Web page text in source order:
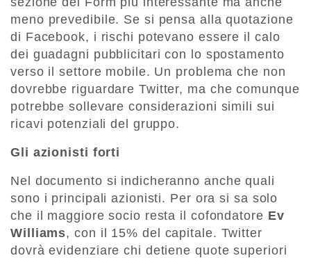
meno prevedibile. Se si pensa alla quotazione
di Facebook, i rischi potevano essere il calo
dei guadagni pubblicitari con lo spostamento
verso il settore mobile. Un problema che non
dovrebbe riguardare Twitter, ma che comunque
potrebbe sollevare considerazioni simili sui
ricavi potenziali del gruppo.
Gli azionisti forti
Nel documento si indicheranno anche quali
sono i principali azionisti. Per ora si sa solo
che il maggiore socio resta il cofondatore Ev
Williams, con il 15% del capitale. Twitter
dovrà evidenziare chi detiene quote superiori